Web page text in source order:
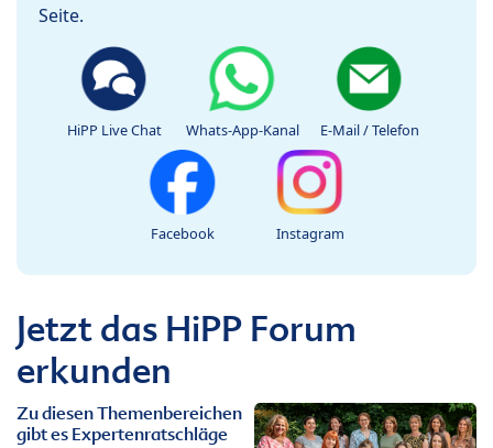
Seite.
HiPP Live Chat Whats-App-Kanal E-Mail / Telefon
Facebook Instagram
Jetzt das HiPP Forum
erkunden
Zu diesen Themenbereichen
gibt es Expertenratschläge